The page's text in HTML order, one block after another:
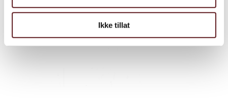
Ikke tillat